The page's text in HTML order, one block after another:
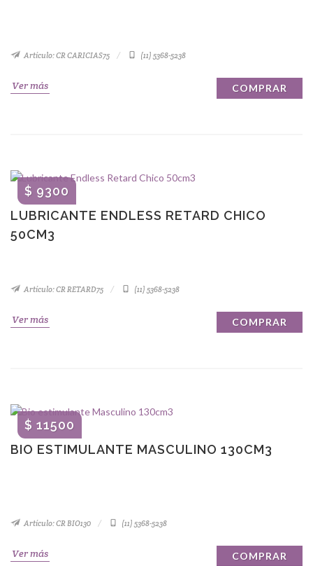
Artículo: CR CARICIAS75 (11) 5368-5238
Ver más COMPRAR
LUBRICANTE ENDLESS RETARD CHICO
50CM3
$ 9300
Artículo: CR RETARD75 (11) 5368-5238
Ver más COMPRAR
BIO ESTIMULANTE MASCULINO 130CM3
$ 11500
Artículo: CR BIO130 (11) 5368-5238
Ver más COMPRAR